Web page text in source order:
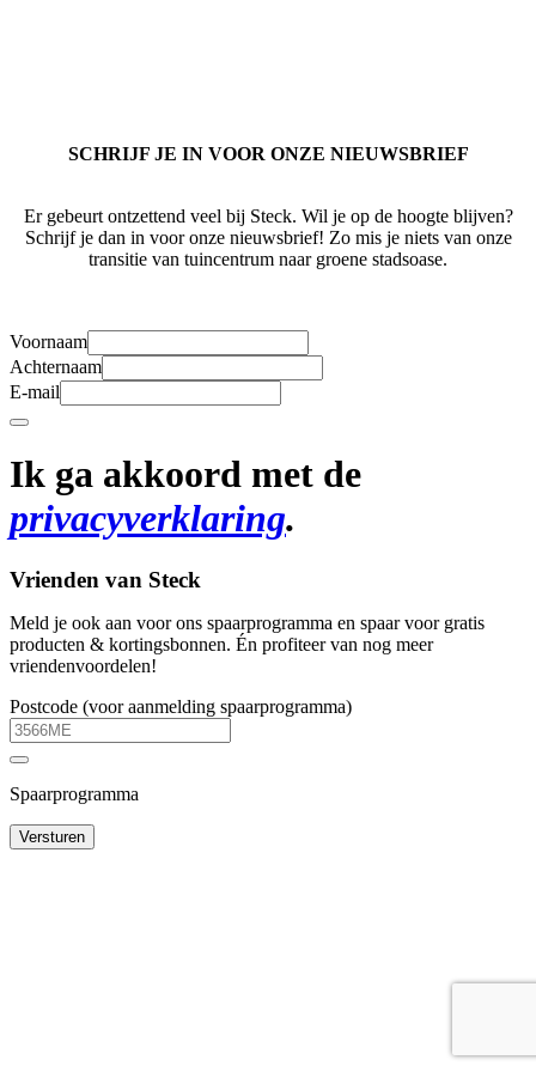
SCHRIJF JE IN VOOR ONZE NIEUWSBRIEF
Er gebeurt ontzettend veel bij Steck. Wil je op de hoogte blijven?
Schrijf je dan in voor onze nieuwsbrief! Zo mis je niets van onze
transitie van tuincentrum naar groene stadsoase.
Voornaam
Achternaam
E-mail
Ik ga akkoord met de
privacyverklaring.
Vrienden van Steck
Meld je ook aan voor ons spaarprogramma en spaar voor gratis
producten & kortingsbonnen. Én profiteer van nog meer
vriendenvoordelen!
Postcode (voor aanmelding spaarprogramma)
Spaarprogramma
Versturen